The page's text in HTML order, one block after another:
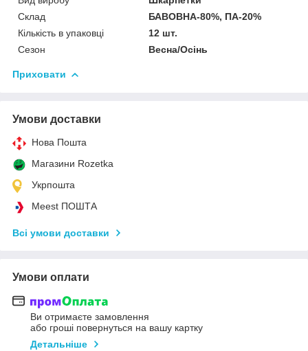
Склад
БАВОВНА-80%, ПА-20%
Кількість в упаковці
12 шт.
Сезон
Весна/Осінь
Приховати
Умови доставки
Нова Пошта
Магазини Rozetka
Укрпошта
Meest ПОШТА
Всі умови доставки
Умови оплати
Ви отримаєте замовлення
або гроші повернуться на вашу картку
Детальніше